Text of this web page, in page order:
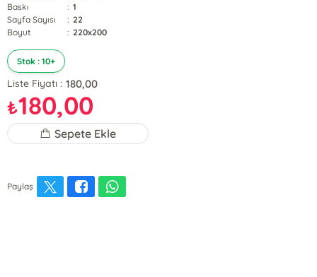
Baskı
: 1
Sayfa Sayısı
: 22
Boyut
: 220x200
Stok : 10+
Liste Fiyatı : 180,00
₺180,00
Sepete Ekle
Paylaş